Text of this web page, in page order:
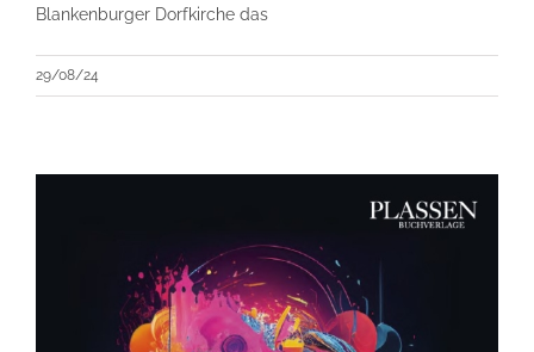
Blankenburger Dorfkirche das
29/08/24